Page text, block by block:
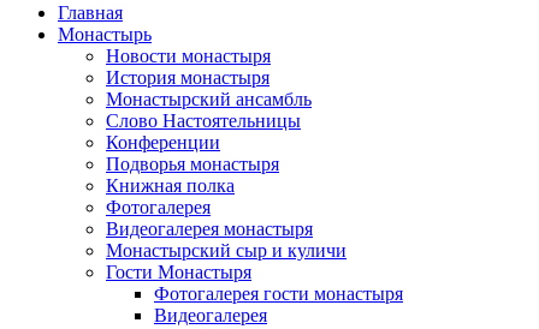
Главная
Монастырь
Новости монастыря
История монастыря
Монастырский ансамбль
Слово Настоятельницы
Конференции
Подворья монастыря
Книжная полка
Фотогалерея
Видеогалерея монастыря
Монастырский сыр и куличи
Гости Монастыря
Фотогaлерея гости монастыря
Видеогалерея